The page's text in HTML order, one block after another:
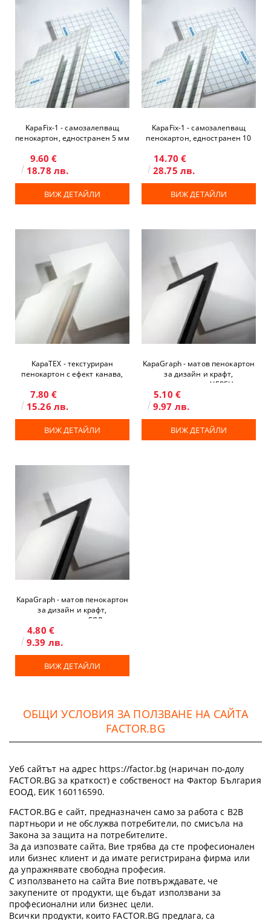
KapaFix-1 - самозалепващ
пенокартон, едностранен 5 мм
9.60 €
18.78 лв.
ВИЖ ДЕТАЙЛИ
KapaFix-1 - самозалепващ
пенокартон, едностранен 10
14.70 €
28.75 лв.
ВИЖ ДЕТАЙЛИ
KapaTEX - текстуриран
пенокартон с ефект канава,
7.80 €
15.26 лв.
ВИЖ ДЕТАЙЛИ
KapaGraph - матов пенокартон
за дизайн и крафт,
двустранен, ЧЕРЕН
5.10 €
9.97 лв.
ВИЖ ДЕТАЙЛИ
KapaGraph - матов пенокартон
за дизайн и крафт,
двустранен, БЯЛ
4.80 €
9.39 лв.
ВИЖ ДЕТАЙЛИ
ОБЩИ УСЛОВИЯ ЗА ПОЛЗВАНЕ НА САЙТА
FACTOR.BG
Уеб сайтът на адрес https://factor.bg (наричан по-долу
FACTOR.BG за краткост) е собственост на Фактор България
ЕООД, ЕИК 160116590.
FACTOR.BG е сайт, предназначен само за работа с B2B
партньори и не обслужва потребители, по смисъла на
Закона за защита на потребителите.
За да изпозвате сайта, Вие трябва да сте професионален
или бизнес клиент и да имате регистрирана фирма или
да упражнявате свободна професия.
С използването на сайта Вие потвърждавате, че
закупените от продукти, ще бъдат използвани за
професионални или бизнес цели.
Всички продукти, които FACTOR.BG предлага, са